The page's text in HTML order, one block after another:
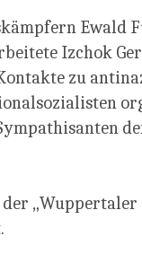
Ewald
Izchok
zu